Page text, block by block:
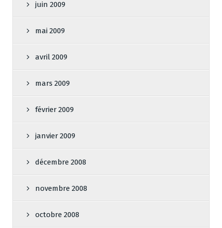
juin 2009
mai 2009
avril 2009
mars 2009
février 2009
janvier 2009
décembre 2008
novembre 2008
octobre 2008